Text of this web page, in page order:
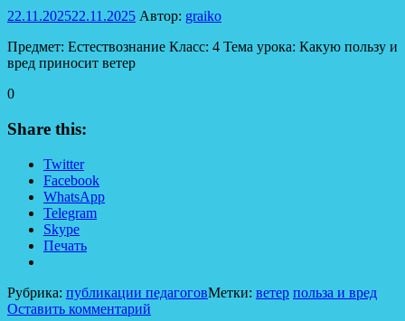
22.11.202522.11.2025 Автор: graiko
Предмет: Естествознание Класс: 4 Тема урока: Какую пользу и
вред приносит ветер
0
Share this:
Twitter
Facebook
WhatsApp
Telegram
Skype
Печать
Рубрика: публикации педагоговМетки: ветер польза и вред
Оставить комментарий